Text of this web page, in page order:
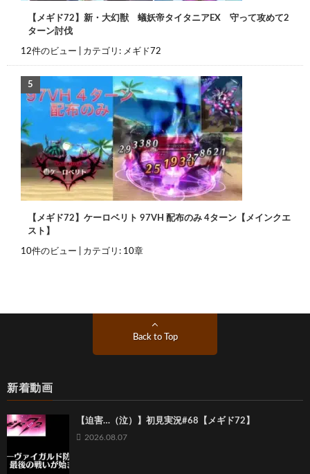
【メギド72】新・大幻獣 蟻妖帝タイタニアEX 守って攻めて2
ターン討伐
12件のビュー カテゴリ: メギド72
【メギド72】ケーロベリト 97VH 配布のみ 4ターン【メインクエ
スト】
10件のビュー カテゴリ: 10章
Back to Top
新着動画
【迫害…（泣）】初見実況#68【メギド72】
2026.08.07